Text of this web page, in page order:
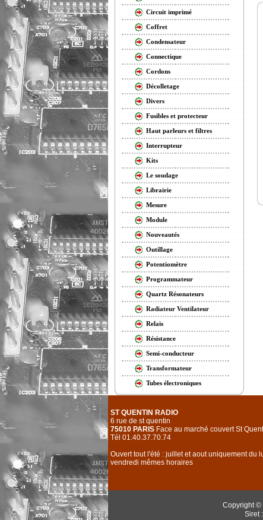
Circuit imprimé
Coffret
Condensateur
Connectique
Cordons
Décolletage
Divers
Fusibles et protecteur
Haut parleurs et filtres
Interrupteur
Kits
Le soudage
Librairie
Mesure
Module
Nouveautés
Outillage
Potentiomètre
Programmateur
Quartz Résonateurs
Radiateur Ventilateur
Relais
Résistance
Semi-conducteur
Transformateur
Tubes électroniques
ST QUENTIN RADIO
6 rue de st quentin
75010 PARIS Face au marché couvert St
Tél 01.40.37.70.74
Ouvert tout l'été : juillet et aout uniquement du
vendredi mêmes horaires
Copyright ©
Siret